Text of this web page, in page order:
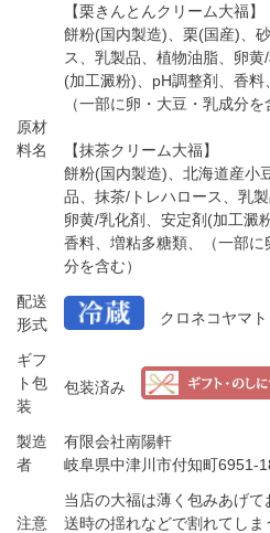
原材
料名
【栗きんとんクリーム大福】
餅粉(国内製造)、栗(国産)、
ス、乳製品、植物油脂、卵黄
(加工澱粉)、pH調整剤、香料
（一部に卵・大豆・乳成分を
【抹茶クリーム大福】
餅粉(国内製造)、北海道産小
品、抹茶/トレハロース、乳製
卵黄/乳化剤、安定剤(加工澱
香料、増粘多糖類、（一部に
分を含む）
配送
形式
クロネコヤマト
ギフ
ト包
装
包装済み
製造
者
有限会社南陽軒
岐阜県中津川市付知町6951-
注意
当店の大福は薄く包みあげて
送時の揺れなどで割れてしま